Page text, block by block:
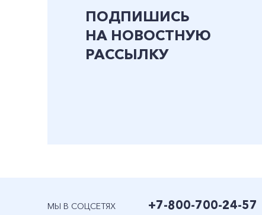
ПОДПИШИСЬ
НА НОВОСТНУЮ
РАССЫЛКУ
МЫ В СОЦСЕТЯХ +7-800-700-24-57